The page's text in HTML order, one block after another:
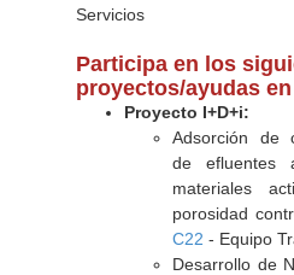
Servicios
Participa en los
proyectos/ayudas
Proyecto I+D+i:
Adsorción de
de efluentes
materiales
porosidad
C22 - Equipo
Desarrollo de